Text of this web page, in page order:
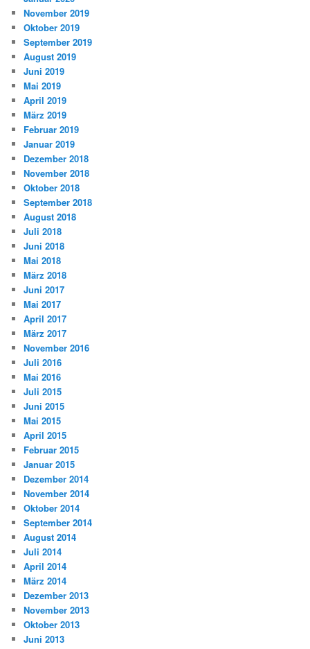
November 2019
Oktober 2019
September 2019
August 2019
Juni 2019
Mai 2019
April 2019
März 2019
Februar 2019
Januar 2019
Dezember 2018
November 2018
Oktober 2018
September 2018
August 2018
Juli 2018
Juni 2018
Mai 2018
März 2018
Juni 2017
Mai 2017
April 2017
März 2017
November 2016
Juli 2016
Mai 2016
Juli 2015
Juni 2015
Mai 2015
April 2015
Februar 2015
Januar 2015
Dezember 2014
November 2014
Oktober 2014
September 2014
August 2014
Juli 2014
April 2014
März 2014
Dezember 2013
November 2013
Oktober 2013
Juni 2013